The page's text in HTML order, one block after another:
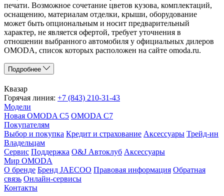
печати. Возможное сочетание цветов кузова, комплектаций,
оснащению, материалам отделки, крыши, оборудование
может быть опциональным и носит предварительный
характер, не является офертой, требует уточнения в
отношении выбранного автомобиля у официальных дилеров
OMODA, список которых расположен на сайте omoda.ru.
Подробнее
Квазар
Горячая линия: +7 (843) 210-31-43
Модели
Новая OMODA C5 OMODA C7
Покупателям
Выбор и покупка Кредит и страхование Аксессуары Трейд-ин
Владельцам
Сервис Поддержка O&J Автоклуб Аксессуары
Мир OMODA
О бренде Бренд JAECOO Правовая информация Обратная
связь Онлайн-сервисы
Контакты